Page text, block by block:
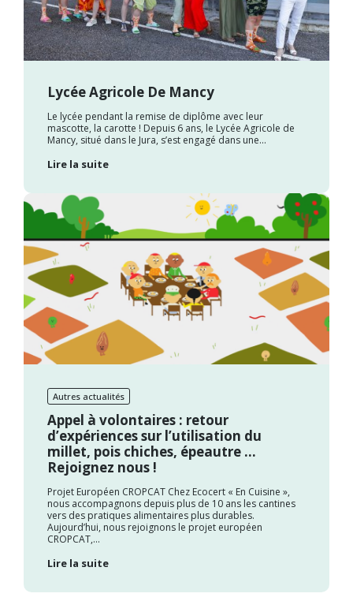
Lycée Agricole De Mancy
Le lycée pendant la remise de diplôme avec leur
mascotte, la carotte ! Depuis 6 ans, le Lycée Agricole de
Mancy, situé dans le Jura, s’est engagé dans une...
Lire la suite
Autres actualités
Appel à volontaires : retour
d’expériences sur l’utilisation du
millet, pois chiches, épeautre …
Rejoignez nous !
Projet Européen CROPCAT Chez Ecocert « En Cuisine »,
nous accompagnons depuis plus de 10 ans les cantines
vers des pratiques alimentaires plus durables.
Aujourd’hui, nous rejoignons le projet européen
CROPCAT,...
Lire la suite